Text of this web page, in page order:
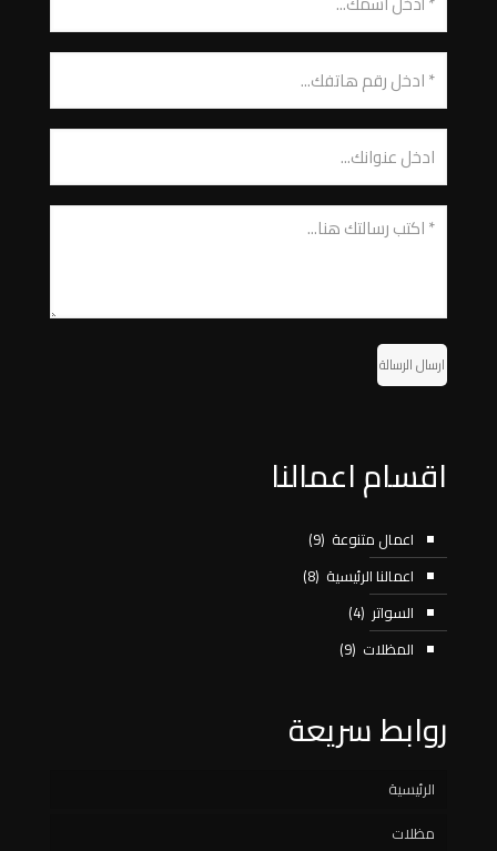
ارسال الرسالة
اقسام اعمالنا
اعمال متنوعة (9)
اعمالنا الرئيسية (8)
السواتر (4)
المظلات (9)
روابط سريعة
الرئيسية
مظلات